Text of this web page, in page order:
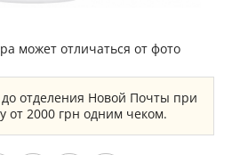
может отличаться от фото
до отделения Новой Почты при
от 2000 грн одним чеком.